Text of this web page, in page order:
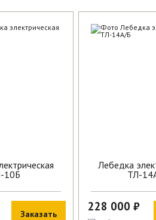
10Б
Заказать
Лебедка
ТЛ-
228 000 ₽